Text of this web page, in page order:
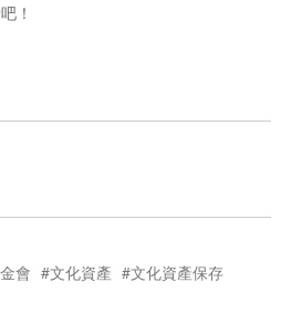
！
會 #文化資產 #文化資產保存